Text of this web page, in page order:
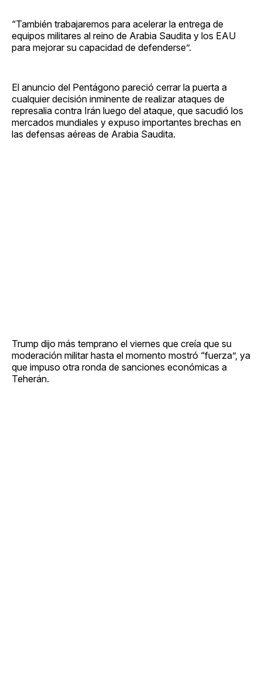
“También trabajaremos para acelerar la entrega de
equipos militares al reino de Arabia Saudita y los EAU
para mejorar su capacidad de defenderse”.
El anuncio del Pentágono pareció cerrar la puerta a
cualquier decisión inminente de realizar ataques de
represalia contra Irán luego del ataque, que sacudió los
mercados mundiales y expuso importantes brechas en
las defensas aéreas de Arabia Saudita.
Trump dijo más temprano el viernes que creía que su
moderación militar hasta el momento mostró “fuerza”, ya
que impuso otra ronda de sanciones económicas a
Teherán.